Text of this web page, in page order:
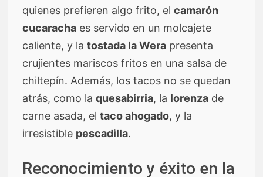
quienes prefieren algo frito, elcamarón
cucaracha es servido en un molcajete
caliente, y latostada la Wera presenta
crujientes mariscos fritos en una salsa de
chiltepín. Además, los tacos no se quedan
atrás, como laquesabirria, la lorenza de
carne asada, eltaco ahogado, y la
irresistible pescadilla.
Reconocimiento y éxito en la